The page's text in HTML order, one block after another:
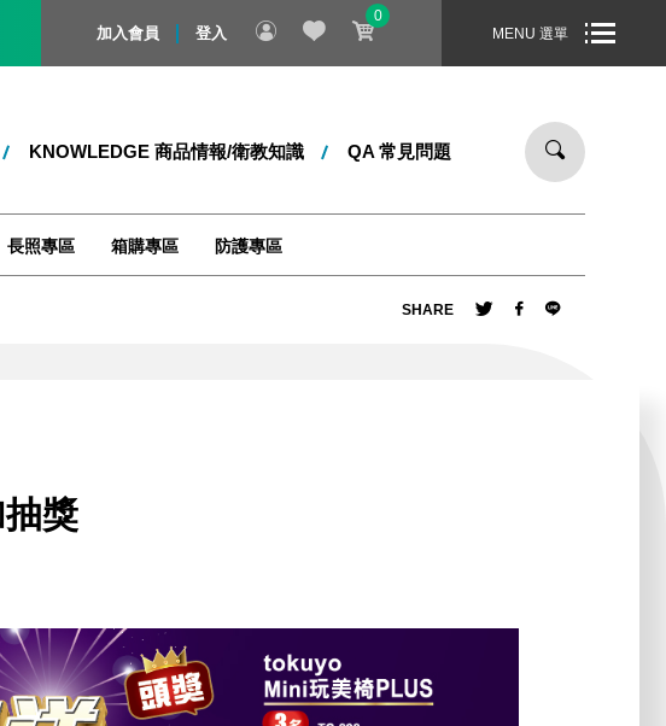
滿 1000 元，即享免運宅配到您家！商品配送時間 - 在訂單成立後，自訂單
加入會員 登入
0
MENU 選單
KNOWLEDGE 商品情報/衛教知識 QA 常見問題
長照專區 箱購專區 防護專區
SHARE
獎